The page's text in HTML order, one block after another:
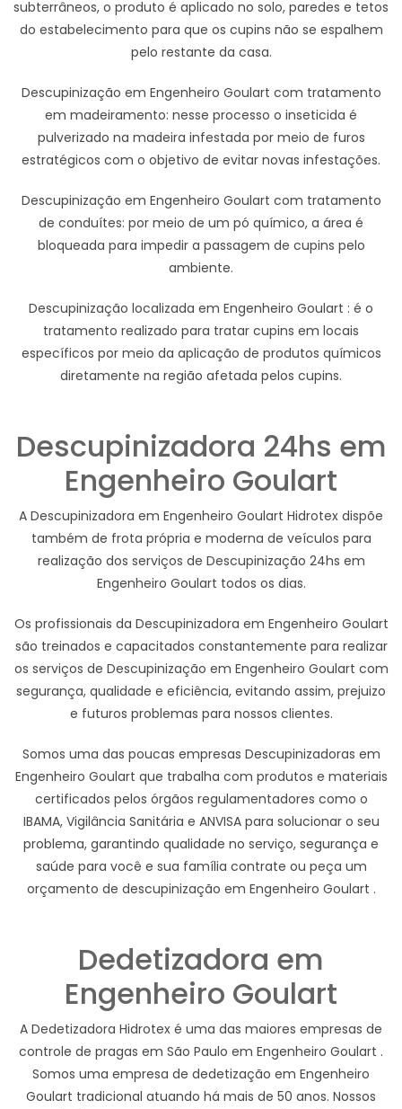
subterrâneos, o produto é aplicado no solo, paredes e tetos
do estabelecimento para que os cupins não se espalhem
pelo restante da casa.
Descupinização em Engenheiro Goulart com tratamento
em madeiramento: nesse processo o inseticida é
pulverizado na madeira infestada por meio de furos
estratégicos com o objetivo de evitar novas infestações.
Descupinização em Engenheiro Goulart com tratamento
de conduítes: por meio de um pó químico, a área é
bloqueada para impedir a passagem de cupins pelo
ambiente.
Descupinização localizada em Engenheiro Goulart : é o
tratamento realizado para tratar cupins em locais
específicos por meio da aplicação de produtos químicos
diretamente na região afetada pelos cupins.
Descupinizadora 24hs em
Engenheiro Goulart
A Descupinizadora em Engenheiro Goulart Hidrotex dispõe
também de frota própria e moderna de veículos para
realização dos serviços de Descupinização 24hs em
Engenheiro Goulart todos os dias.
Os profissionais da Descupinizadora em Engenheiro Goulart
são treinados e capacitados constantemente para realizar
os serviços de Descupinização em Engenheiro Goulart com
segurança, qualidade e eficiência, evitando assim, prejuizo
e futuros problemas para nossos clientes.
Somos uma das poucas empresas Descupinizadoras em
Engenheiro Goulart que trabalha com produtos e materiais
certificados pelos órgãos regulamentadores como o
IBAMA, Vigilância Sanitária e ANVISA para solucionar o seu
problema, garantindo qualidade no serviço, segurança e
saúde para você e sua família contrate ou peça um
orçamento de descupinização em Engenheiro Goulart .
Dedetizadora em
Engenheiro Goulart
A Dedetizadora Hidrotex é uma das maiores empresas de
controle de pragas em São Paulo em Engenheiro Goulart .
Somos uma empresa de dedetização em Engenheiro
Goulart tradicional atuando há mais de 50 anos. Nossos